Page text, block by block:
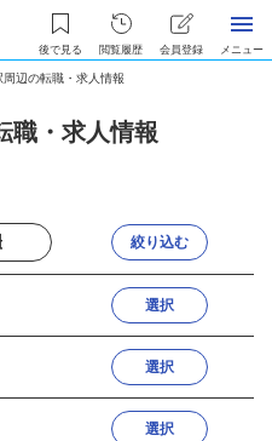
後で見る 閲覧履歴 会員登録 メニュー
周辺の転職・求人情報
職・求人情報
絞り込む
選択
選択
選択